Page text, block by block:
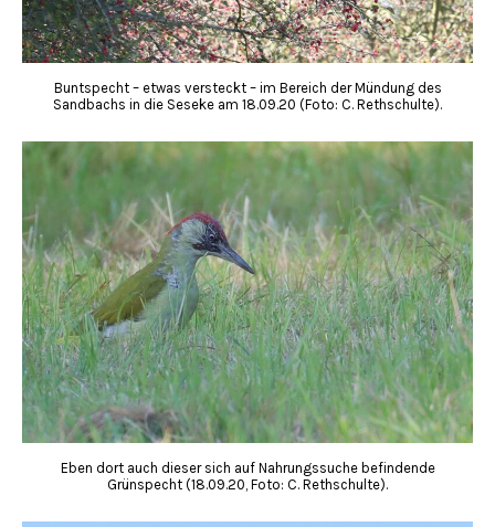
Buntspecht – etwas versteckt – im Bereich der Mündung des
Sandbachs in die Seseke am 18.09.20 (Foto: C. Rethschulte).
Eben dort auch dieser sich auf Nahrungssuche befindende
Grünspecht (18.09.20, Foto: C. Rethschulte).